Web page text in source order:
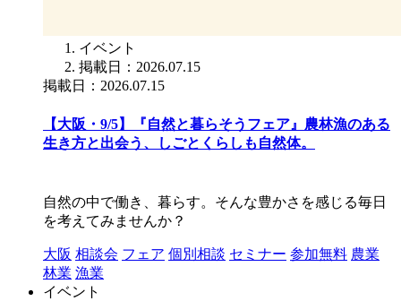
イベント
掲載日：2026.07.15
掲載日：2026.07.15
【大阪・9/5】『自然と暮らそうフェア』農林漁のある
生き方と出会う、しごとくらしも自然体。
自然の中で働き、暮らす。そんな豊かさを感じる毎日
を考えてみませんか？
大阪 相談会 フェア 個別相談 セミナー 参加無料 農業
林業 漁業
イベント